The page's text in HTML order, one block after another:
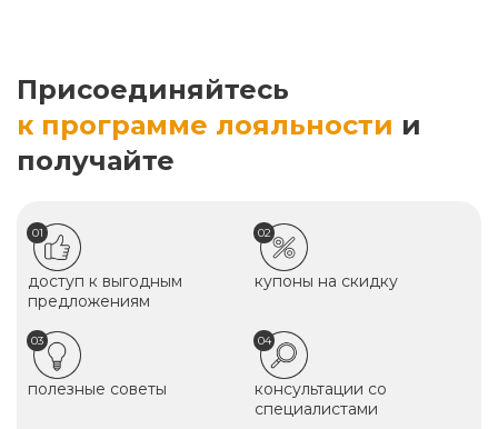
Присоединяйтесь
к программе лояльности и
получайте
01
доступ к выгодным
предложениям
02
купоны на скидку
03
полезные советы
04
консультации со
специалистами